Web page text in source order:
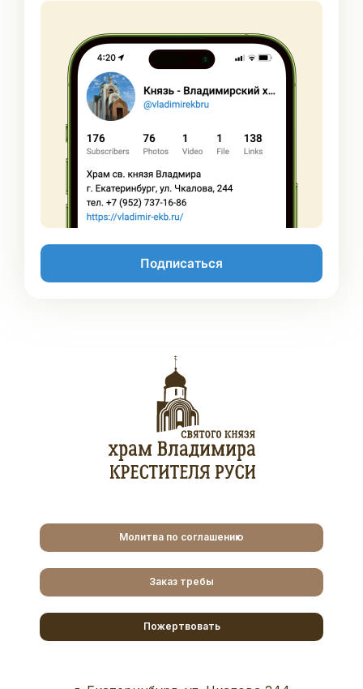
Подписаться
Молитва по соглашению
Заказ требы
Пожертвовать